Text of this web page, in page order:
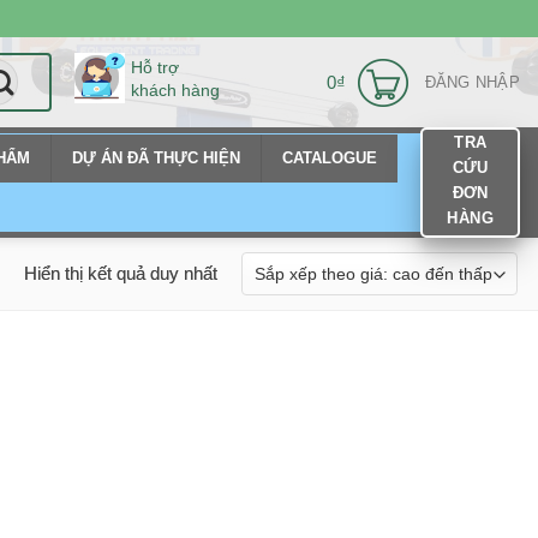
Hỗ trợ
khách hàng
0₫ ĐĂNG NHẬP
DỰ ÁN ĐÃ THỰC HIỆN CATALOGUE
TRA
CỨU
ĐƠN
HÀNG
Hiển thị kết quả duy nhất